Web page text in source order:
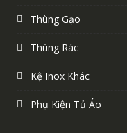
Thùng Gạo
Thùng Rác
Kệ Inox Khác
Phụ Kiện Tủ Áo